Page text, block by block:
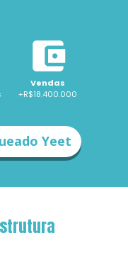
Vendas
+R$18.400.000
Yeet